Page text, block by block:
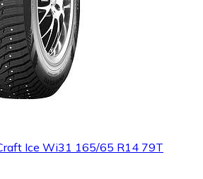
Ice Wi31 165/65 R14 79T